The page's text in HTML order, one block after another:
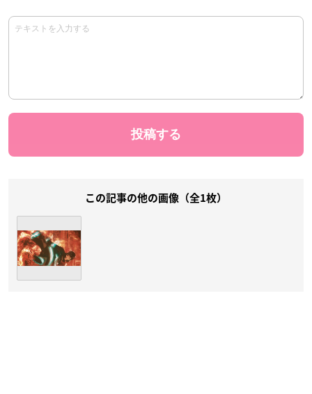
この記事の他の画像（全1枚）